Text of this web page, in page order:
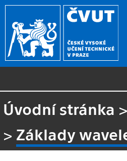
Úvodní stránka >
> Základy